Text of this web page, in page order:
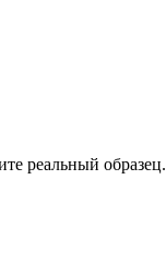
реальный образец.